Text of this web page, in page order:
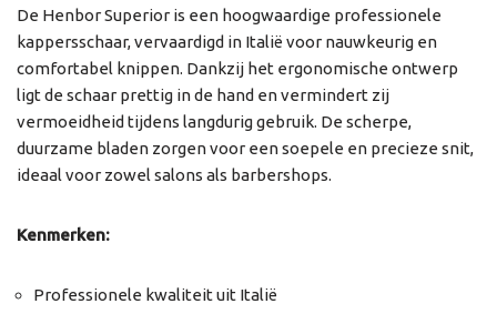
De Henbor Superior is een hoogwaardige professionele
kappersschaar, vervaardigd in Italië voor nauwkeurig en
comfortabel knippen. Dankzij het ergonomische ontwerp
ligt de schaar prettig in de hand en vermindert zij
vermoeidheid tijdens langdurig gebruik. De scherpe,
duurzame bladen zorgen voor een soepele en precieze snit,
ideaal voor zowel salons als barbershops.
Kenmerken:
Professionele kwaliteit uit Italië